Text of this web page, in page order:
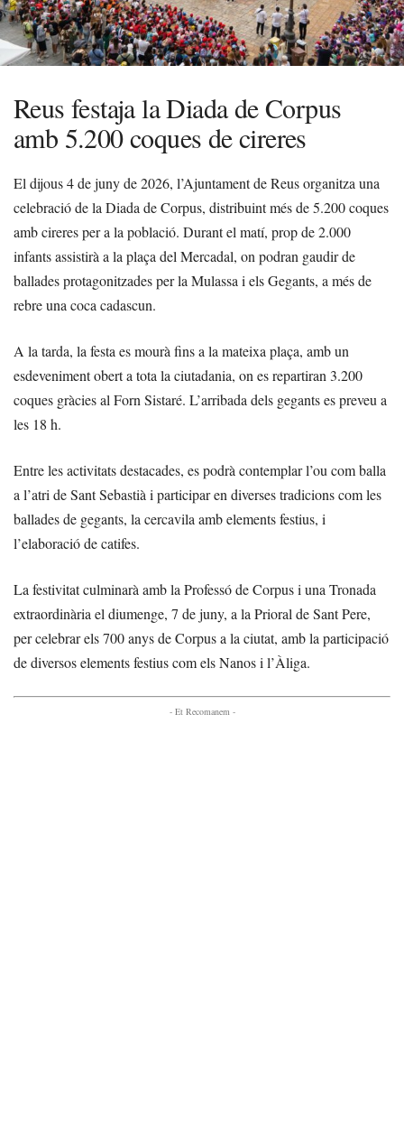
Reus festaja la Diada de Corpus
amb 5.200 coques de cireres
El dijous 4 de juny de 2026, l’Ajuntament de Reus organitza una
celebració de la Diada de Corpus, distribuint més de 5.200 coques
amb cireres per a la població. Durant el matí, prop de 2.000
infants assistirà a la plaça del Mercadal, on podran gaudir de
ballades protagonitzades per la Mulassa i els Gegants, a més de
rebre una coca cadascun.
A la tarda, la festa es mourà fins a la mateixa plaça, amb un
esdeveniment obert a tota la ciutadania, on es repartiran 3.200
coques gràcies al Forn Sistaré. L’arribada dels gegants es preveu a
les 18 h.
Entre les activitats destacades, es podrà contemplar l’ou com balla
a l’atri de Sant Sebastià i participar en diverses tradicions com les
ballades de gegants, la cercavila amb elements festius, i
l’elaboració de catifes.
La festivitat culminarà amb la Professó de Corpus i una Tronada
extraordinària el diumenge, 7 de juny, a la Prioral de Sant Pere,
per celebrar els 700 anys de Corpus a la ciutat, amb la participació
de diversos elements festius com els Nanos i l’Àliga.
- Et Recomanem -